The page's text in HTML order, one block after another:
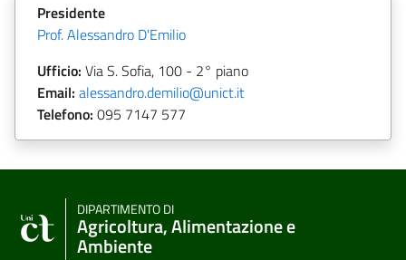
Presidente
Prof. Alessandro D'Emilio
Ufficio: Via S. Sofia, 100 - 2° piano
Email: alessandro.demilio@unict.it
Telefono: 095 7147 577
DIPARTIMENTO DI
Agricoltura, Alimentazione e
Ambiente